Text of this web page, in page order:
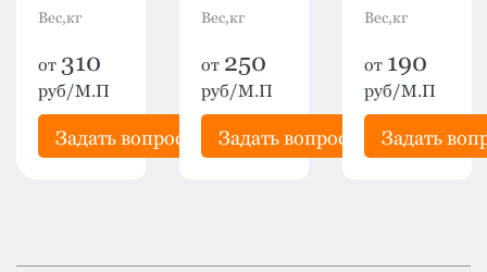
Вес,кг
от 310
руб/М.П
Задать вопрос
Вес,кг
от 250
руб/М.П
Задать вопрос
Вес,кг
от 190
руб/М.П
Задать